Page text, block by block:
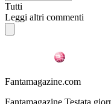
Tutti
Leggi altri commenti
Fantamagazine.com
Fantamagazine Testata